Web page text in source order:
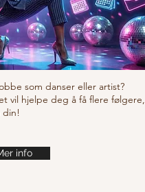
som danser eller artist?
vil hjelpe deg å få flere følgere,
din!
info